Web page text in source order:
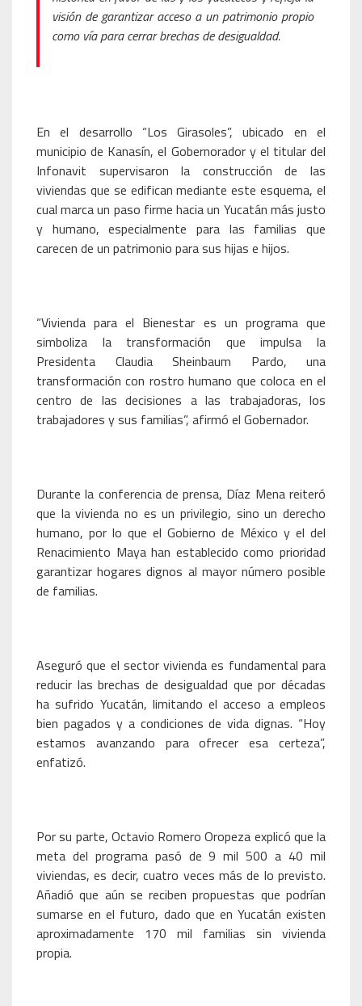
visión de garantizar acceso a un patrimonio propio
como vía para cerrar brechas de desigualdad.
En el desarrollo “Los Girasoles”, ubicado en el
municipio de Kanasín, el Gobernorador y el titular del
Infonavit supervisaron la construcción de las
viviendas que se edifican mediante este esquema, el
cual marca un paso firme hacia un Yucatán más justo
y humano, especialmente para las familias que
carecen de un patrimonio para sus hijas e hijos.
“Vivienda para el Bienestar es un programa que
simboliza la transformación que impulsa la
Presidenta Claudia Sheinbaum Pardo, una
transformación con rostro humano que coloca en el
centro de las decisiones a las trabajadoras, los
trabajadores y sus familias”, afirmó el Gobernador.
Durante la conferencia de prensa, Díaz Mena reiteró
que la vivienda no es un privilegio, sino un derecho
humano, por lo que el Gobierno de México y el del
Renacimiento Maya han establecido como prioridad
garantizar hogares dignos al mayor número posible
de familias.
Aseguró que el sector vivienda es fundamental para
reducir las brechas de desigualdad que por décadas
ha sufrido Yucatán, limitando el acceso a empleos
bien pagados y a condiciones de vida dignas. “Hoy
estamos avanzando para ofrecer esa certeza”,
enfatizó.
Por su parte, Octavio Romero Oropeza explicó que la
meta del programa pasó de 9 mil 500 a 40 mil
viviendas, es decir, cuatro veces más de lo previsto.
Añadió que aún se reciben propuestas que podrían
sumarse en el futuro, dado que en Yucatán existen
aproximadamente 170 mil familias sin vivienda
propia.